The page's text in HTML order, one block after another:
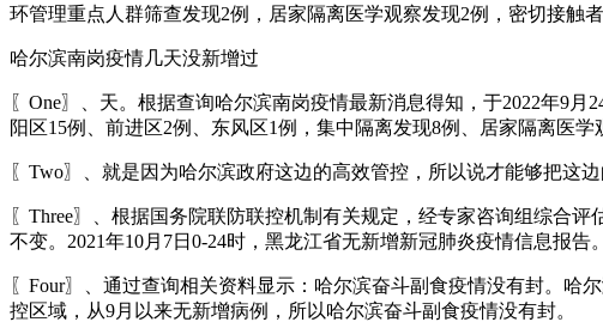
环管理重点人群筛查发现2例，居家隔离医学观察发现2例，密切接触
哈尔滨南岗疫情几天没新增过
〖One〗、天。根据查询哈尔滨南岗疫情最新消息得知，于2022年9
阳区15例、前进区2例、东风区1例，集中隔离发现8例、居家隔离医学
〖Two〗、就是因为哈尔滨政府这边的高效管控，所以说才能够把这
〖Three〗、根据国务院联防联控机制有关规定，经专家咨询组综合
不变。2021年10月7日0-24时，黑龙江省无新增新冠肺炎疫情信息报告
〖Four〗、通过查询相关资料显示：哈尔滨奋斗副食疫情没有封。哈
控区域，从9月以来无新增病例，所以哈尔滨奋斗副食疫情没有封。